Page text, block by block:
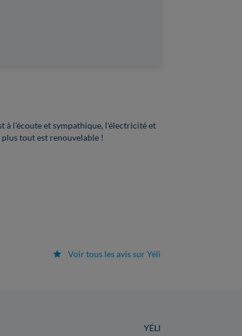
à l'écoute et sympathique, l'électricité et
plus tout est renouvelable !
Voir tous les avis sur Yéli
YÉLI